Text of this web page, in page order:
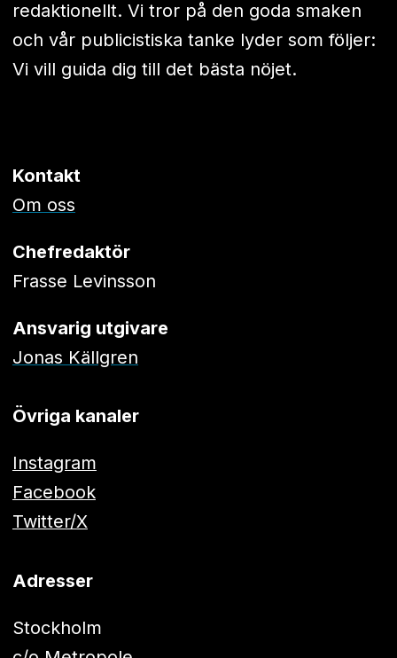
redaktionellt. Vi tror på den goda smaken
och vår publicistiska tanke lyder som följer:
Vi vill guida dig till det bästa nöjet.
Kontakt
Om oss
Chefredaktör
Frasse Levinsson
Ansvarig utgivare
Jonas Källgren
Övriga kanaler
Instagram
Facebook
Twitter/X
Adresser
Stockholm